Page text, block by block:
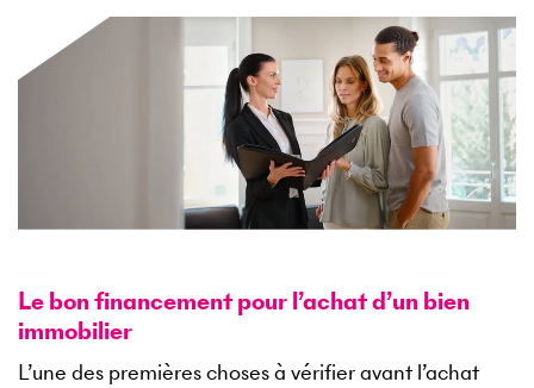
Le bon financement pour l’achat d’un bien
immobilier
L’une des premières choses à vérifier avant l’achat